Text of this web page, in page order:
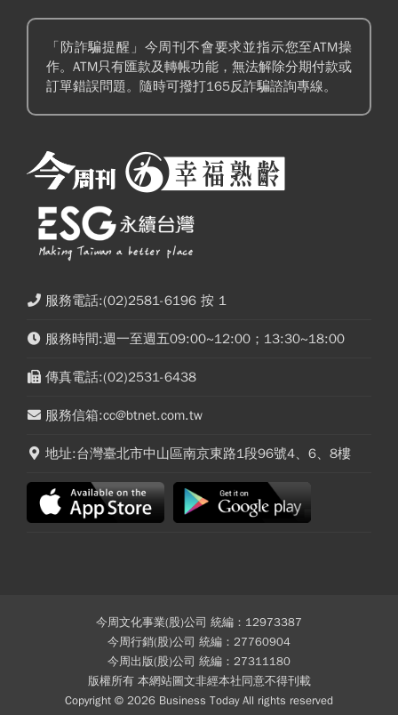
「防詐騙提醒」今周刊不會要求並指示您至ATM操
作。ATM只有匯款及轉帳功能，無法解除分期付款或
訂單錯誤問題。隨時可撥打165反詐騙諮詢專線。
服務電話:(02)2581-6196 按 1
服務時間:週一至週五09:00~12:00；13:30~18:00
傳真電話:(02)2531-6438
服務信箱:cc@btnet.com.tw
地址:台灣臺北市中山區南京東路1段96號4、6、8樓
今周文化事業(股)公司 統編：12973387
今周行銷(股)公司 統編：27760904
今周出版(股)公司 統編：27311180
版權所有 本網站圖文非經本社同意不得刊載
Copyright © 2026 Business Today All rights reserved